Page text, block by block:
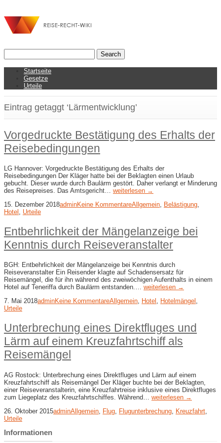
Startseite
Gesetze
Urteile
Eintrag getaggt ‘Lärmentwicklung’
Vorgedruckte Bestätigung des Erhalts der
Reisebedingungen
LG Hannover: Vorgedruckte Bestätigung des Erhalts der
Reisebedingungen Der Kläger hatte bei der Beklagten einen Urlaub
gebucht. Dieser wurde durch Baulärm gestört. Daher verlangt er Minderung
des Reisepreises. Das Amtsgericht… weiterlesen →
15. Dezember 2018adminKeine KommentareAllgemein, Belästigung,
Hotel , Urteile
Entbehrlichkeit der Mängelanzeige bei
Kenntnis durch Reiseveranstalter
BGH: Entbehrlichkeit der Mängelanzeige bei Kenntnis durch
Reiseveranstalter Ein Reisender klagte auf Schadensersatz für
Reisemängel, die für ihn während des zweiwöchigen Aufenthalts in einem
Hotel auf Teneriffa durch Baulärm entstanden.… weiterlesen →
7. Mai 2018adminKeine KommentareAllgemein, Hotel , Hotelmängel ,
Urteile
Unterbrechung eines Direktfluges und
Lärm auf einem Kreuzfahrtschiff als
Reisemängel
AG Rostock: Unterbrechung eines Direktfluges und Lärm auf einem
Kreuzfahrtschiff als Reisemängel Der Kläger buchte bei der Beklagten,
einer Reiseveranstalterin, eine Kreuzfahrtreise inklusive eines Direktfluges
zum Liegeplatz des Kreuzfahrtschiffes. Während… weiterlesen →
26. Oktober 2015adminAllgemein Flug Flugunterbrechung Kreuzfahrt
Urteile
Informationen